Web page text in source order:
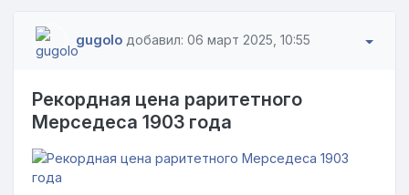
gugolo добавил: 06 март 2025, 10:55
Рекордная цена раритетного
Мерседеса 1903 года